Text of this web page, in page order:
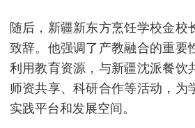
随后，新疆新东方烹饪学校金校
致辞。他强调了产教融合的重要
利用教育资源，与新疆沈派餐饮
师资共享、科研合作等活动，为
实践平台和发展空间。